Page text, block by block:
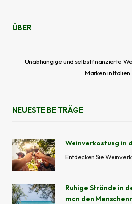
ÜBER
Unabhängige und selbstfinanzierte
Marken in Italien.
NEUESTE BEITRÄGE
Weinverkostung in
Ruhige Strände in
man den